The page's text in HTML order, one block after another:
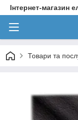
Інтернет-магазин
Товари та